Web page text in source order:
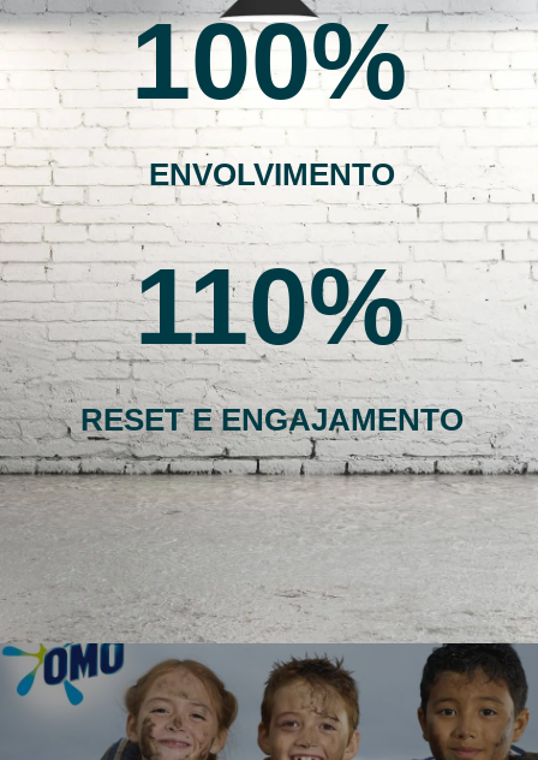
100
ENVOLVIMENTO
110
RESET E ENGAJAMENTO